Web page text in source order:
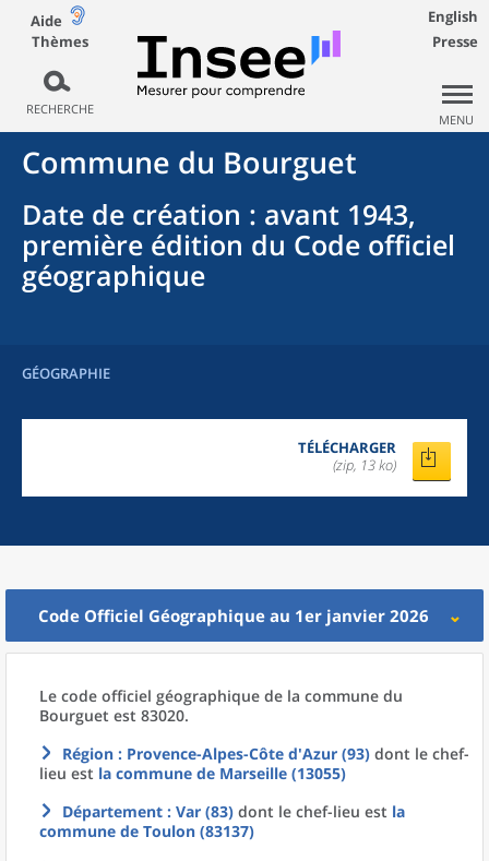
Aide
Thèmes
RECHERCHE
English
Presse
MENU
Commune du Bourguet
Date de création : avant 1943,
première édition du Code officiel
géographique
GÉOGRAPHIE
TÉLÉCHARGER
(zip, 13 ko)
Code Officiel Géographique au 1er janvier 2026
Le code officiel géographique de la commune du
Bourguet est 83020.
Région : Provence-Alpes-Côte d'Azur (93) dont le chef-
lieu est la commune de Marseille (13055)
Département : Var (83) dont le chef-lieu est la
commune de Toulon (83137)